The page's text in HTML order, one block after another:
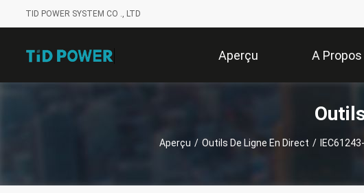
TID POWER SYSTEM CO ., LTD
Aperçu A Propos
Aperçu / Outils De Ligne En Direct /